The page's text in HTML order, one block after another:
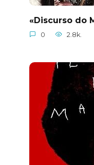
«Discurso do
0 2.8k.